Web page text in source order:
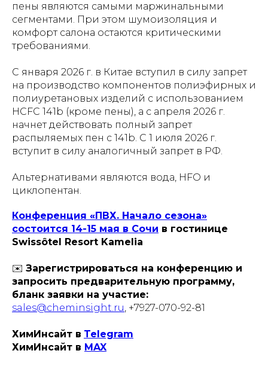
пены являются самыми маржинальными
сегментами. При этом шумоизоляция и
комфорт салона остаются критическими
требованиями.
С января 2026 г. в Китае вступил в силу запрет
на производство компонентов полиэфирных и
полиуретановых изделий с использованием
HCFC 141b (кроме пены), а с апреля 2026 г.
начнет действовать полный запрет
распыляемых пен с 141b. С 1 июля 2026 г.
вступит в силу аналогичный запрет в РФ.
Альтернативами являются вода, HFO и
циклопентан.
Конференция «ПВХ. Начало сезона»
состоится 14-15 мая в Сочи в гостинице
Swissôtel Resort Kamelia
✉️ Зарегистрироваться на конференцию и
запросить предварительную программу,
бланк заявки на участие:
sales@cheminsight.ru, +7927-070-92-81
ХимИнсайт в Telegram
ХимИнсайт в MAX